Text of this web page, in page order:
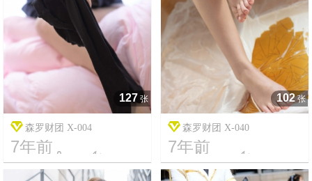
127 张
森罗财团 X-004
7年前
7 2689
102 张
森罗财团 X-040
7年前
11 11275